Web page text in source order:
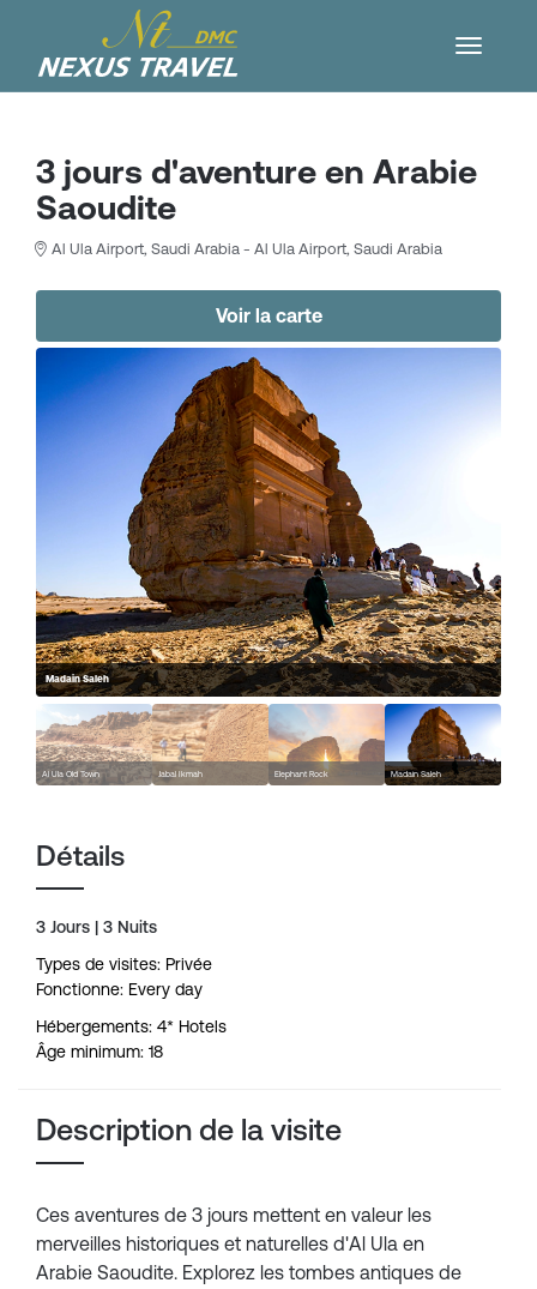
3 jours d'aventure en Arabie
Saoudite
Al Ula Airport, Saudi Arabia - Al Ula Airport, Saudi Arabia
Voir la carte
Madain Saleh
Madain Saleh
Elephant Rock
Jabal Ikmah
Al Ula Old Town
Détails
3 Jours | 3 Nuits
Types de visites: Privée
Fonctionne: Every day
Hébergements: 4* Hotels
Âge minimum: 18
Description de la visite
Ces aventures de 3 jours mettent en valeur les
merveilles historiques et naturelles d'Al Ula en
Arabie Saoudite. Explorez les tombes antiques de